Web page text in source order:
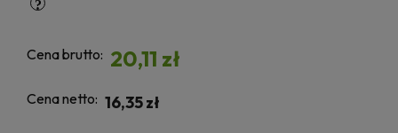
Cena brutto: 20,11 zł
Cena netto: 16,35 zł